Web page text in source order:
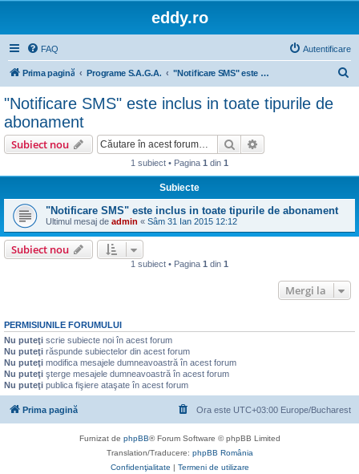
eddy.ro
FAQ Autentificare
Prima pagină Programe S.A.G.A. "Notificare SMS" este inclus in toate tipurile de abonament
"Notificare SMS" este inclus in toate tipurile de
abonament
Subiect nou Căutare
1 subiect • Pagina 1 din 1
Subiecte
"Notificare SMS" este inclus in toate tipurile de abonament
Ultimul mesaj de admin « Sâm 31 Ian 2015 12:12
Subiect nou
1 subiect • Pagina 1 din 1
Mergi la
PERMISIUNILE FORUMULUI
Nu puteţi scrie subiecte noi în acest forum
Nu puteţi răspunde subiectelor din acest forum
Nu puteţi modifica mesajele dumneavoastră în acest forum
Nu puteţi şterge mesajele dumneavoastră în acest forum
Nu puteţi publica fişiere ataşate în acest forum
Prima pagină Ora este UTC+03:00 Europe/Bucharest
Furnizat de phpBB® Forum Software © phpBB Limited
Translation/Traducere: phpBB România
Confidenţialitate | Termeni de utilizare